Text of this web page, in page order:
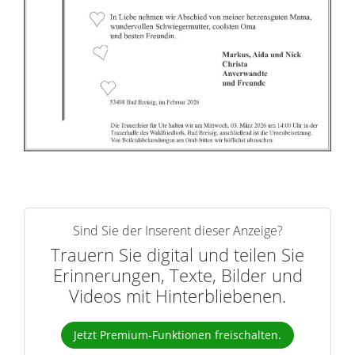
n
e
Sind Sie der Inserent dieser Anzeige?
Trauern Sie digital und teilen Sie
Erinnerungen, Texte, Bilder und
Videos mit Hinterbliebenen.
Jetzt Premium-Funktionen freischalten.